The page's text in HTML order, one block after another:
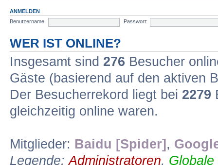
ANMELDEN
Benutzername:
Passwort:
WER IST ONLINE?
Insgesamt sind 276 Besucher
Gäste (basierend auf den aktiven
Der Besucherrekord liegt bei 2279
gleichzeitig online waren.
Mitglieder: Baidu [Spider] ,
Legende:Administratoren,